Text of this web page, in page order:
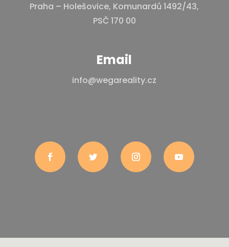
Praha – Holešovice, Komunardů 1492/43,
PSČ 170 00
Email
info@wegareality.cz